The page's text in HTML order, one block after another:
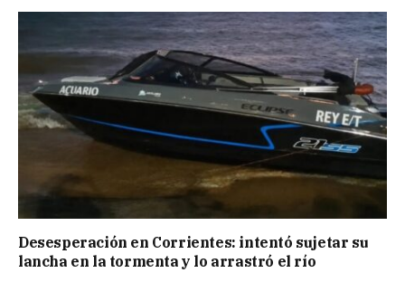
Desesperación en Corrientes: intentó sujetar su
lancha en la tormenta y lo arrastró el río